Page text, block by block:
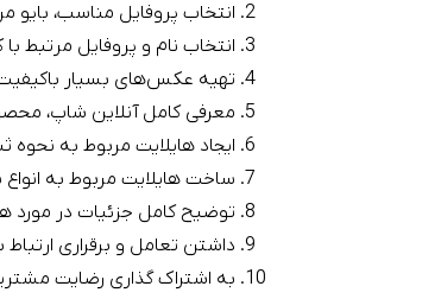
انتخاب پروفایل مناسب، بایو
انتخاب نام و پروفایل مرتبط
تهیه عکس‌های بسیار باکیفیت
معرفی کامل آنلاین شاپ،
ایجاد هایلایت مربوط به
ساخت هایلایت مربوط به
توضیح کامل جزئیات در مورد
داشتن تعامل و برقراری ارتباط
به اشتراک گذاری رضایت